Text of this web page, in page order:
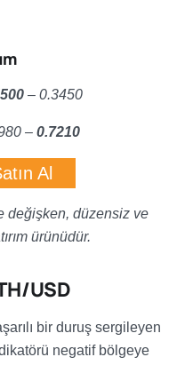
– 0.3450
– 0.7210
Al
değişken, düzensiz ve
ürünüdür.
USD
bir duruş sergileyen
negatif bölgeye